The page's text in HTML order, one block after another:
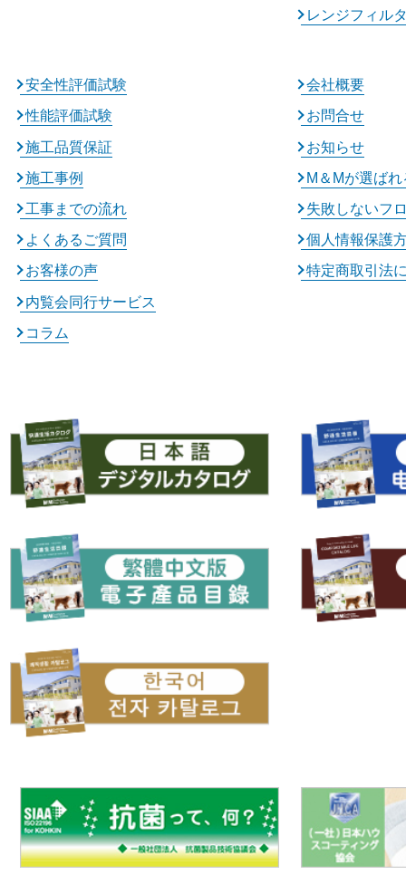
レンジフィル
安全性評価試験
性能評価試験
施工品質保証
施工事例
工事までの流れ
よくあるご質問
お客様の声
内覧会同行サービス
コラム
会社概要
お問合せ
お知らせ
M＆Mが選ば
失敗しないフ
個人情報保護
特定商取引法